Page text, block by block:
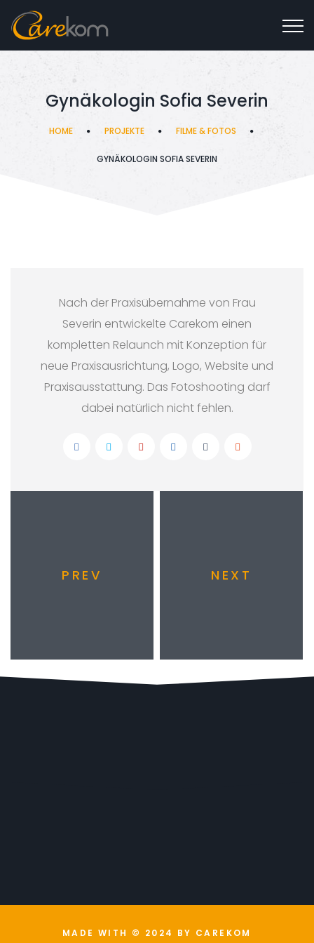
Gynäkologin Sofia Severin
HOME PROJEKTE FILME & FOTOS
GYNÄKOLOGIN SOFIA SEVERIN
Nach der Praxisübernahme von Frau
Severin entwickelte Carekom einen
kompletten Relaunch mit Konzeption für
neue Praxisausrichtung, Logo, Website und
Praxisausstattung. Das Fotoshooting darf
dabei natürlich nicht fehlen.
PREV NEXT
MADE WITH © 2024 BY CAREKOM